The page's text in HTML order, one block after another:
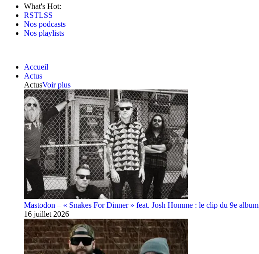
What's Hot:
RSTLSS
Nos podcasts
Nos playlists
Accueil
Actus
ActusVoir plus
Mastodon – « Snakes For Dinner » feat. Josh Homme : le clip du 9e album
16 juillet 2026